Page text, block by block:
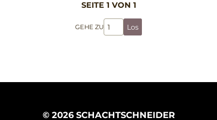
SEITE 1 VON 1
GEHE ZU Los
© 2026 SCHACHTSCHNEIDER